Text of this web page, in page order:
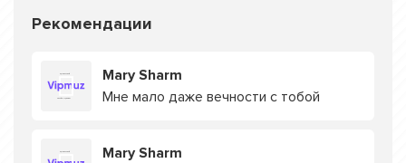
Рекомендации
Mary Sharm
Мне мало даже вечности с тобой
Mary Sharm